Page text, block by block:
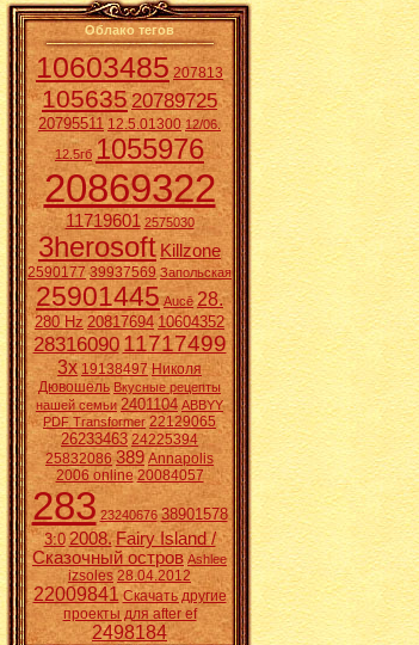
Облако тегов
10603485 207813
10563520789725
20795511 12.5.01300 12/06.
12.5гб 1055976
20869322
11719601 2575030
3herosoft Killzone
2590177 39937569 Запольская
25901445 Aucē 28.
280 Hz 20817694 10604352
2831609011717499
3x 19138497 Николя
Дювошель Вкусные рецепты
нашей семьи 2401104 ABBYY
PDF Transformer 22129065
26233463 24225394
25832086 389 Annapolis
2006 online 20084057
283 23240676 38901578
3:0 2008. Fairy Island /
Сказочный остров Ashlee
izsoles 28.04.2012
22009841 Скачать другие
проекты для after ef
2498184